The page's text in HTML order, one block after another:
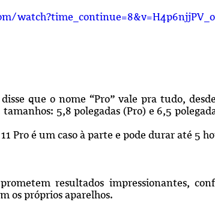
watch?time_continue=8&v=H4p6njjPV_o
que o nome “Pro” vale pra tudo,
5,8 polegadas (Pro) e 6,5
Pro é um caso à parte e pode durar até 5
resultados impressionantes,
os próprios aparelhos.